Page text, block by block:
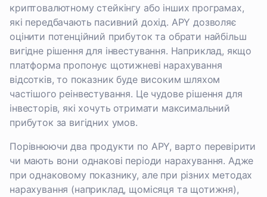
криптовалютному стейкінгу або інших програмах,
які передбачають пасивний дохід. APY дозволяє
оцінити потенційний прибуток та обрати найбільш
вигідне рішення для інвестування. Наприклад, якщо
платформа пропонує щотижневі нарахування
відсотків, то показник буде високим шляхом
частішого реінвестування. Це чудове рішення для
інвесторів, які хочуть отримати максимальний
прибуток за вигідних умов.
Порівнюючи два продукти по APY, варто перевірити
чи мають вони однакові періоди нарахування. Адже
при однаковому показнику, але при різних методах
нарахування (наприклад, щомісяця та щотижня),